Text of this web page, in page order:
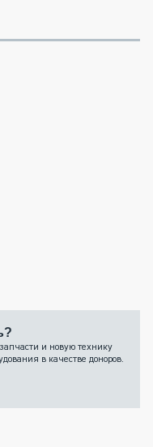
и новую технику
в качестве доноров.